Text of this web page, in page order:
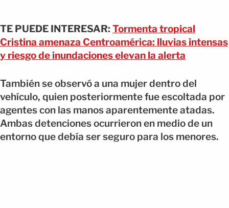
TE PUEDE INTERESAR: Tormenta tropical
Cristina amenaza Centroamérica: lluvias intensas
y riesgo de inundaciones elevan la alerta
También se observó a una mujer dentro del
vehículo, quien posteriormente fue escoltada por
agentes con las manos aparentemente atadas.
Ambas detenciones ocurrieron en medio de un
entorno que debía ser seguro para los menores.